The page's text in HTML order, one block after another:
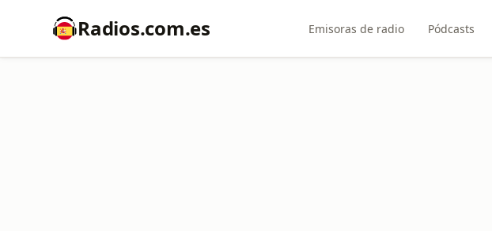
Radios.com.es Emisoras de radio Pódcasts